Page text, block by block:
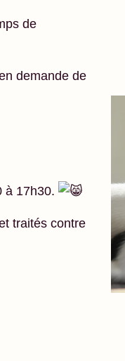
de
demande de
à 17h30.
traités contre